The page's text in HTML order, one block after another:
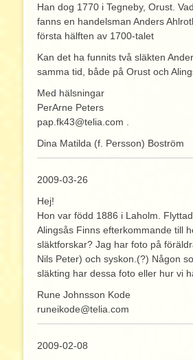
Han dog 1770 i Tegneby, Orust.
fanns en handelsman Anders
första hälften av 1700-talet
Kan det ha funnits två släkten
samma tid, både på Orust och
Med hälsningar
PerArne Peters
pap.fk43@telia.com .
Dina Matilda (f. Persson) Boström
2009-03-26
Hej!
Hon var född 1886 i Laholm.
Alingsås Finns efterkommande till
släktforskar? Jag har foto på
Nils Peter) och syskon.(?) Någon
släkting har dessa foto eller hur vi
Rune Johnsson Kode
runeikode@telia.com
2009-02-08